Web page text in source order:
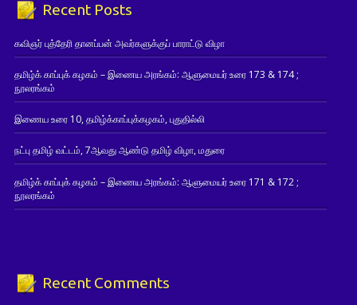
Recent Posts
கவிஞர் புத்தேரி தானப்பன் அவர்களுக்குப் பாராட்டு விழா
தமிழ்க் காப்புக் கழகம் – இணைய அரங்கம்: ஆளுமையர் உரை 173 & 174 ;
நூலரங்கம்
இணைய உரை 10, தமிழ்க்காப்புக்கழகம், புதுதில்லி
நட்பு தமிழ் வட்டம், 7ஆவது ஆண்டு தமிழ் விழா, மதுரை
தமிழ்க் காப்புக் கழகம் – இணைய அரங்கம்: ஆளுமையர் உரை 171 & 172 ;
நூலரங்கம்
Recent Comments